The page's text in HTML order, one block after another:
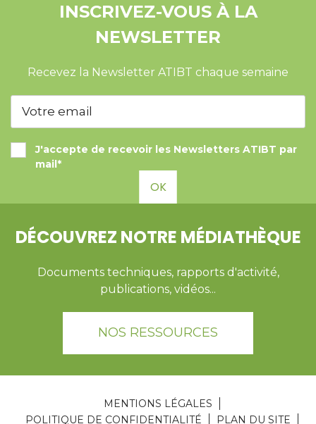
INSCRIVEZ-VOUS À LA
NEWSLETTER
Recevez la Newsletter ATIBT chaque semaine
J'accepte de recevoir les Newsletters ATIBT par
mail*
OK
DÉCOUVREZ NOTRE MÉDIATHÈQUE
Documents techniques, rapports d'activité,
publications, vidéos...
NOS RESSOURCES
MENTIONS LÉGALES
POLITIQUE DE CONFIDENTIALITÉ
PLAN DU SITE